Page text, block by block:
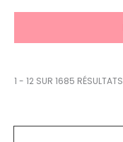
1 - 12 SUR 1685 RÉSULTATS